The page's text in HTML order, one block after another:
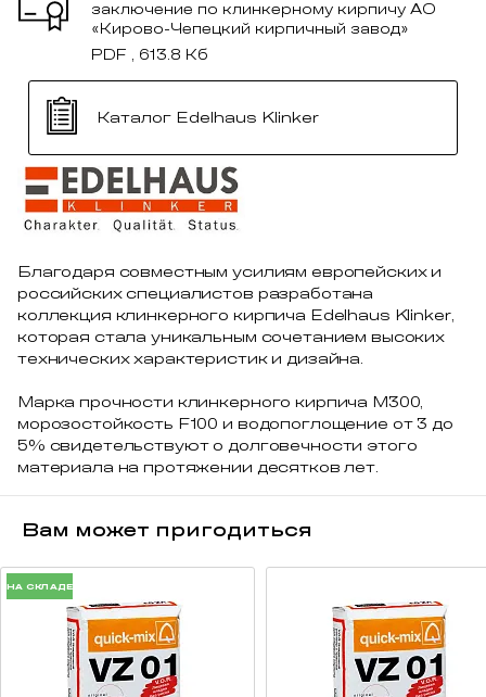
заключение по клинкерному кирпичу АО
«Кирово-Чепецкий кирпичный завод»
PDF , 613.8 Кб
Каталог Edelhaus Klinker
Благодаря совместным усилиям европейских и
российских специалистов разработана
коллекция клинкерного кирпича Edelhaus Klinker,
которая стала уникальным сочетанием высоких
технических характеристик и дизайна.
Марка прочности клинкерного кирпича М300,
морозостойкость F100 и водопоглощение от 3 до
5% свидетельствуют о долговечности этого
материала на протяжении десятков лет.
Вам может пригодиться
НА СКЛАДЕ